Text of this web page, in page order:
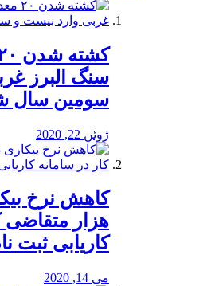
سنگ البرز
سومین سال
ژوئن 22, 2020
هزار متقاضی
کاریابی ثبت
می 14, 2020